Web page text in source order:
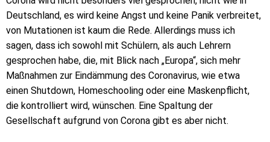
Deutschland, es wird keine Angst und keine Panik verbreitet,
von Mutationen ist kaum die Rede. Allerdings muss ich
sagen, dass ich sowohl mit Schülern, als auch Lehrern
gesprochen habe, die, mit Blick nach „Europa“, sich mehr
Maßnahmen zur Eindämmung des Coronavirus, wie etwa
einen Shutdown, Homeschooling oder eine Maskenpflicht,
die kontrolliert wird, wünschen. Eine Spaltung der
Gesellschaft aufgrund von Corona gibt es aber nicht.